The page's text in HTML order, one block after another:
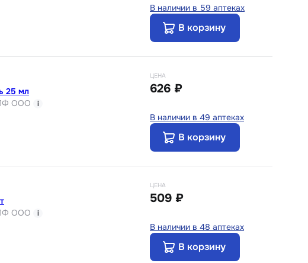
В наличии в 59 аптеках
В корзину
25 мл
ООО i
ЦЕНА
626 ₽
В наличии в 49 аптеках
В корзину
ООО i
ЦЕНА
509 ₽
В наличии в 48 аптеках
В корзину